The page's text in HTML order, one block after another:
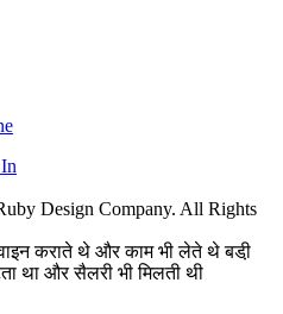
Design Company. All Rights
कराते थे और काम भी लेते थे बडी़
था और सैलरी भी मिलती थी